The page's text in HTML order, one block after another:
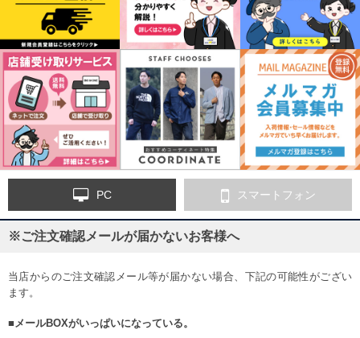
PC スマートフォン
※ご注文確認メールが届かないお客様へ
当店からのご注文確認メール等が届かない場合、下記の可能性がござい
ます。
■メールBOXがいっぱいになっている。